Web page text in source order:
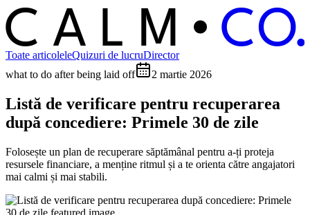
C ALM C O.
Toate articoleleQuizuri de lucruDirector
what to do after being laid off
2 martie 2026
Listă de verificare pentru recuperarea
după concediere: Primele 30 de zile
Folosește un plan de recuperare săptămânal pentru a-ți proteja
resursele financiare, a menține ritmul și a te orienta către angajatori
mai calmi și mai stabili.